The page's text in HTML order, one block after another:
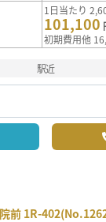
1日当たり
101,100
初期費用他
駅近
前 1R-